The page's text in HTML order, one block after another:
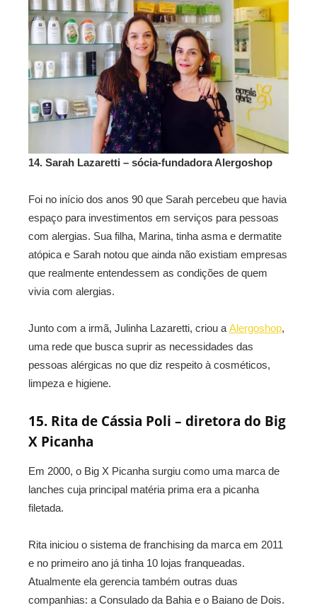
14. Sarah Lazaretti – sócia-fundadora Alergoshop
Foi no início dos anos 90 que Sarah percebeu que havia
espaço para investimentos em serviços para pessoas
com alergias. Sua filha, Marina, tinha asma e dermatite
atópica e Sarah notou que ainda não existiam empresas
que realmente entendessem as condições de quem
vivia com alergias.
Junto com a irmã, Julinha Lazaretti, criou a Alergoshop,
uma rede que busca suprir as necessidades das
pessoas alérgicas no que diz respeito à cosméticos,
limpeza e higiene.
15. Rita de Cássia Poli – diretora do Big
X Picanha
Em 2000, o Big X Picanha surgiu como uma marca de
lanches cuja principal matéria prima era a picanha
filetada.
Rita iniciou o sistema de franchising da marca em 2011
e no primeiro ano já tinha 10 lojas franqueadas.
Atualmente ela gerencia também outras duas
companhias: a Consulado da Bahia e o Baiano de Dois.